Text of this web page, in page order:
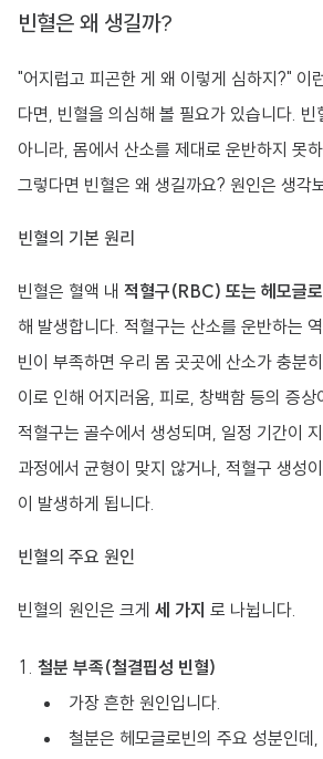
빈혈은 왜 생길까?
"어지럽고 피곤한 게 왜 이렇게 심하지?" 이
다면, 빈혈을 의심해 볼 필요가 있습니다. 빈
아니라, 몸에서 산소를 제대로 운반하지 못
그렇다면 빈혈은 왜 생길까요? 원인은 생각
빈혈의 기본 원리
빈혈은 혈액 내 적혈구(RBC) 또는 헤모글
해 발생합니다. 적혈구는 산소를 운반하는
빈이 부족하면 우리 몸 곳곳에 산소가 충분
이로 인해 어지러움, 피로, 창백함 등의 증상
적혈구는 골수에서 생성되며, 일정 기간이
과정에서 균형이 맞지 않거나, 적혈구 생성
이 발생하게 됩니다.
빈혈의 주요 원인
빈혈의 원인은 크게 세 가지 로 나뉩니다.
철분 부족(철결핍성 빈혈)
가장 흔한 원인입니다.
철분은 헤모글로빈의 주요 성분인데